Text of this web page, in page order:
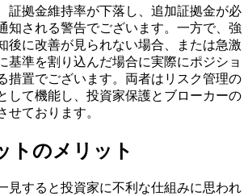
証拠金維持率が下落し、追加証拠金が必
知される警告でございます。一方で、強
後に改善が見られない場合、または急激
基準を割り込んだ場合に実際にポジショ
措置でございます。両者はリスク管理の
して機能し、投資家保護とブローカーの
せております。
トのメリット
見すると投資家に不利な仕組みに思われ